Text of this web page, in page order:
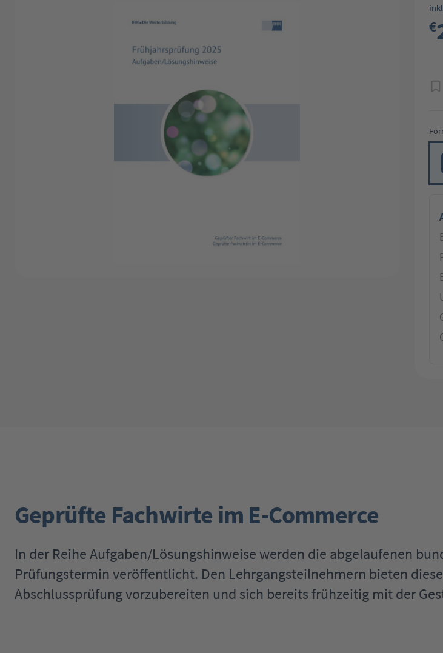
€
Geprüfte Fachwirte im E-Commerce
In der Reihe Aufgaben/Lösungshinweise werden die abgelaufenen
Prüfungstermin veröffentlicht. Den Lehrgangsteilnehmern bieten
Abschlussprüfung vorzubereiten und sich bereits frühzeitig mit der